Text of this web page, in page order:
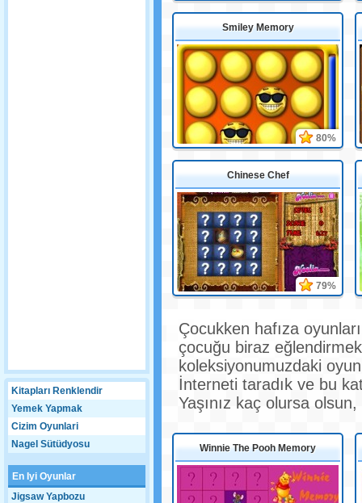
Kitapları Renklendir
Yemek Yapmak
Cizim Oyunlari
Nagel Sütüdyosu
En Iyi Oyunlar
Jigsaw Yapbozu
Smiley Memory
80%
Chinese Chef
79%
Çocukken hafıza
çocuğu biraz
koleksiyonumuzdaki
İnterneti taradık ve bu
Yaşınız kaç olursa
Winnie The Pooh Memory